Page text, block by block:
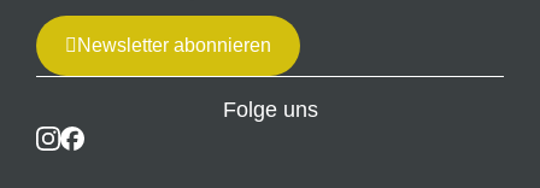
Newsletter abonnieren
Folge uns